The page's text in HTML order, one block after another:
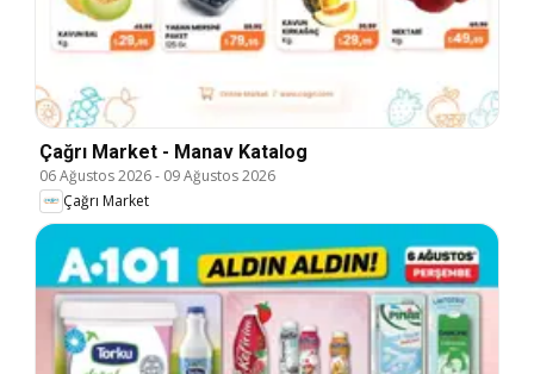
Çağrı Market - Manav Katalog
06 Ağustos 2026- 09 Ağustos 2026
Çağrı Market